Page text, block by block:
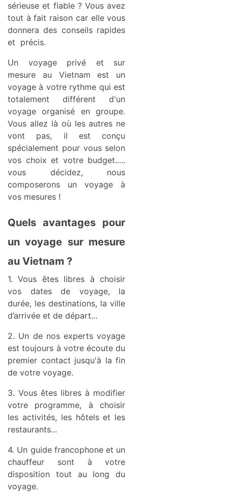
sérieuse et fiable ? Vous avez
tout à fait raison car elle vous
donnera des conseils rapides
et précis.
Un voyage privé et sur
mesure au Vietnam est un
voyage à votre rythme qui est
totalement différent d'un
voyage organisé en groupe.
Vous allez là où les autres ne
vont pas, il est conçu
spécialement pour vous selon
vos choix et votre budget.....
vous décidez, nous
composerons un voyage à
vos mesures !
Quels avantages pour
un voyage sur mesure
au Vietnam ?
1. Vous êtes libres à choisir
vos dates de voyage, la
durée, les destinations, la ville
d’arrivée et de départ…
2. Un de nos experts voyage
est toujours à votre écoute du
premier contact jusqu'à la fin
de votre voyage.
3. Vous êtes libres à modifier
votre programme, à choisir
les activités, les hôtels et les
restaurants...
4. Un guide francophone et un
chauffeur sont à votre
disposition tout au long du
voyage.